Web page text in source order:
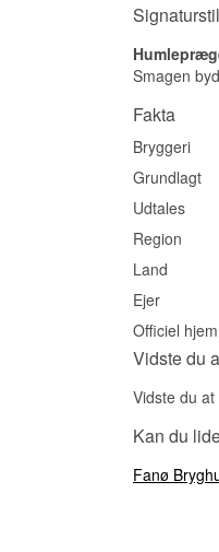
Signaturstil
Smagen
Fakta
Bryggeri
Grundlagt
Udtales
Region
Land
Ejer
Officiel
Vidste du
Vidste du
Kan du
Fanø